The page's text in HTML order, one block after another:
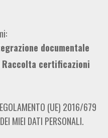
documentale
Raccolta certificazioni
(UE) 2016/679
MIEI DATI PERSONALI.